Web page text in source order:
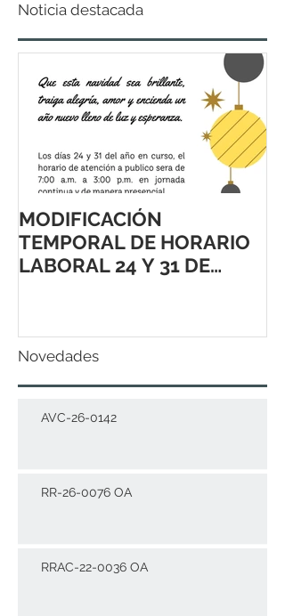
Noticia destacada
MODIFICACIÓN
TEMPORAL DE HORARIO
LABORAL 24 Y 31 DE
Novedades
AVC-26-0142
RR-26-0076 OA
RRAC-22-0036 OA